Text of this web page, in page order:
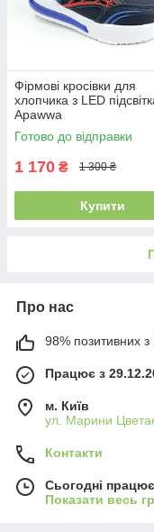
Фірмові кросівки для
хлопчика з LED
Apawwa
Готово до відправки
1 170 ₴ 1 300 ₴
Купити
Про нас
98% позитивних з
Працює з
м. Київ
ул. Марини
Контакти
Сьогодні
Показати весь